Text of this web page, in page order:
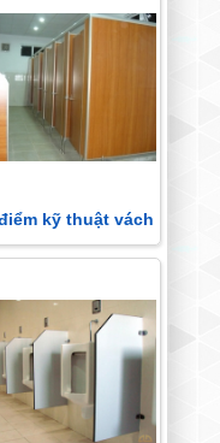
kỹ thuật vách
vệ sinh MFC